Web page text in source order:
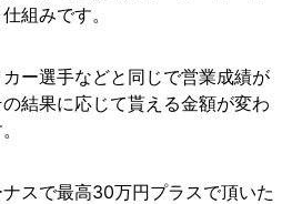
組みです。
ー選手などと同じで営業成績が
結果に応じて貰える金額が変わ
スで最高30万円プラスで頂いた